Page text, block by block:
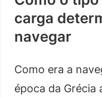
carga
navegar
Como era a
época da Grécia